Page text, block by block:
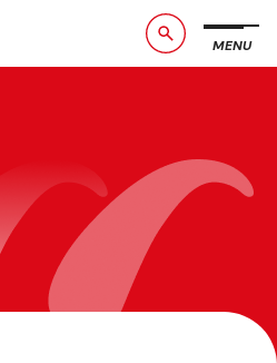
MENU
お問い合わせ
ービスサイト